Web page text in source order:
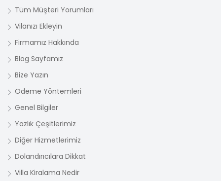
Tüm Müşteri Yorumları
Vilanızı Ekleyin
Firmamız Hakkında
Blog Sayfamız
Bize Yazın
Ödeme Yöntemleri
Genel Bilgiler
Yazlık Çeşitlerimiz
Diğer Hizmetlerimiz
Dolandırıcılara Dikkat
Villa Kiralama Nedir